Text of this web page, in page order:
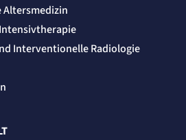
Interventionelle Radiologie